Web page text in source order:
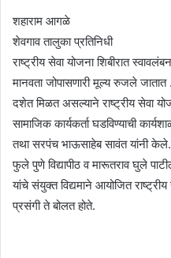
शहाराम आगळे
शेवगाव तालुका प्रतिनिधी
राष्ट्रीय सेवा योजना शिबीरात
मानवता जोपासणारी मूल्य रुजले जातात .
दशेत मिळत असल्याने राष्ट्रीय सेवा
सामाजिक कार्यकर्ता घडविण्याची
तथा सरपंच भाऊसाहेब सावंत यांनी
फुले पुणे विद्यापीठ व मारूतराव घुले
यांचे संयुक्त विद्यमाने आयोजित
प्रसंगी ते बोलत होते.